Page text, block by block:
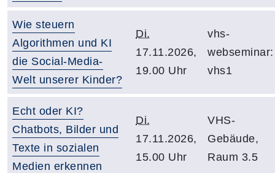
Wie steuern
Algorithmen und KI
die Social-Media-
Welt unserer Kinder?
Di.
17.11.2026,
19.00 Uhr
vhs-
webseminar:
vhs1
Echt oder KI?
Chatbots, Bilder und
Texte in sozialen
Medien erkennen
Di.
17.11.2026,
15.00 Uhr
VHS-
Gebäude,
Raum 3.5